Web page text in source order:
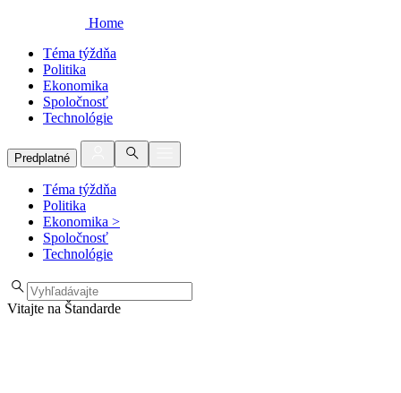
Home
Téma týždňa
Politika
Ekonomika
Spoločnosť
Technológie
Predplatné
Téma týždňa
Politika
Ekonomika >
Spoločnosť
Technológie
Vitajte na Štandarde